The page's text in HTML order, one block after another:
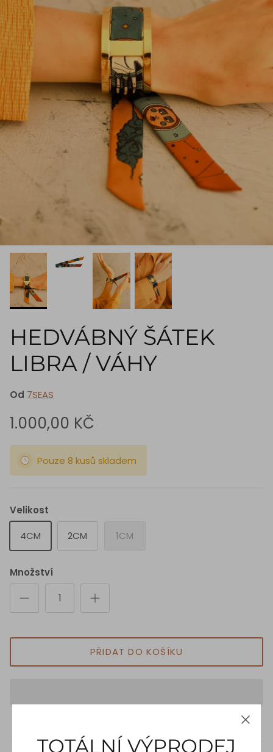
HEDVÁBNÝ ŠÁTEK
LIBRA / VÁHY
Od 7SEAS
1.000,00 KČ
Pouze 8 kusů skladem
Velikost
4CM
2CM 1CM
Množství
PŘIDAT DO KOŠÍKU
TOTÁLNÍ VÝPRODEJ